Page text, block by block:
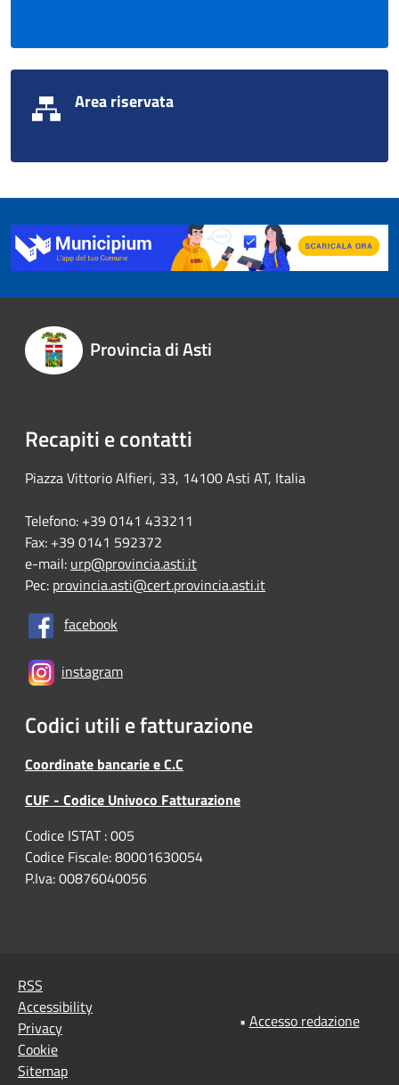
Area riservata
Provincia di Asti
Recapiti e contatti
Piazza Vittorio Alfieri, 33, 14100 Asti AT, Italia
Telefono: +39 0141 433211
Fax: +39 0141 592372
e-mail: urp@provincia.asti.it
Pec: provincia.asti@cert.provincia.asti.it
facebook
instagram
Codici utili e fatturazione
Coordinate bancarie e C.C
CUF - Codice Univoco Fatturazione
Codice ISTAT : 005
Codice Fiscale: 80001630054
P.Iva: 00876040056
RSS
Accessibility
Privacy
Cookie
Sitemap
• Accesso redazione